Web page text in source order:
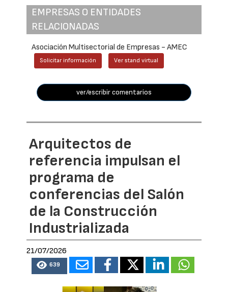
EMPRESAS O ENTIDADES
RELACIONADAS
Asociación Multisectorial de Empresas - AMEC
Solicitar información Ver stand virtual
ver/escribir comentarios
Arquitectos de
referencia impulsan el
programa de
conferencias del Salón
de la Construcción
Industrializada
21/07/2026
639